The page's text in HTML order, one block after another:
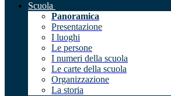
Scuola
Panoramica
Presentazione
I luoghi
Le persone
I numeri della scuola
Le carte della scuola
Organizzazione
La storia